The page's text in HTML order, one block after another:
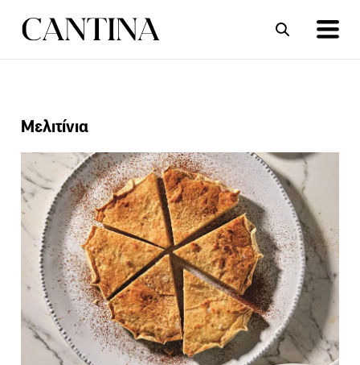
Μελιτίνια